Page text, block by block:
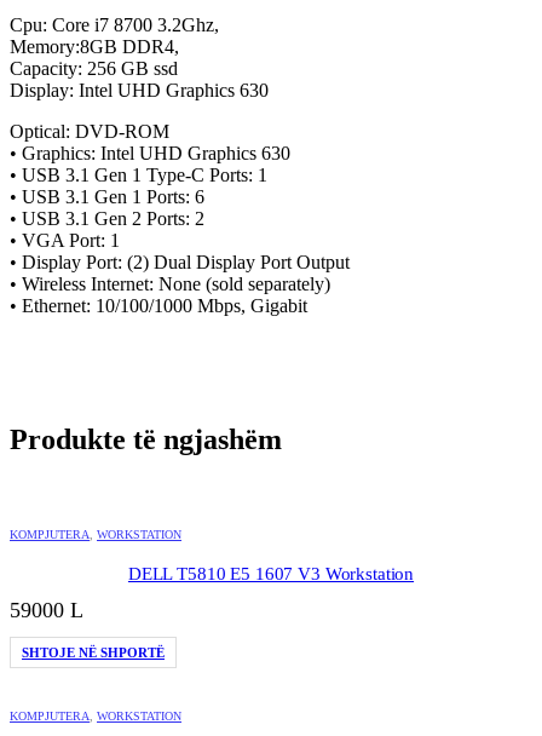
Cpu: Core i7 8700 3.2Ghz,
Memory:8GB DDR4,
Capacity: 256 GB ssd
Display: ‎Intel UHD Graphics 630
Optical: DVD-ROM
• Graphics: Intel UHD Graphics 630
• USB 3.1 Gen 1 Type-C Ports: 1
• USB 3.1 Gen 1 Ports: 6
• USB 3.1 Gen 2 Ports: 2
• VGA Port: 1
• Display Port: (2) Dual Display Port Output
• Wireless Internet: None (sold separately)
• Ethernet: 10/100/1000 Mbps, Gigabit
Produkte të ngjashëm
KOMPJUTERA WORKSTATION
DELL T5810 E5 1607 V3 Workstation
59000 L
SHTOJE NË SHPORTË
KOMPJUTERA WORKSTATION